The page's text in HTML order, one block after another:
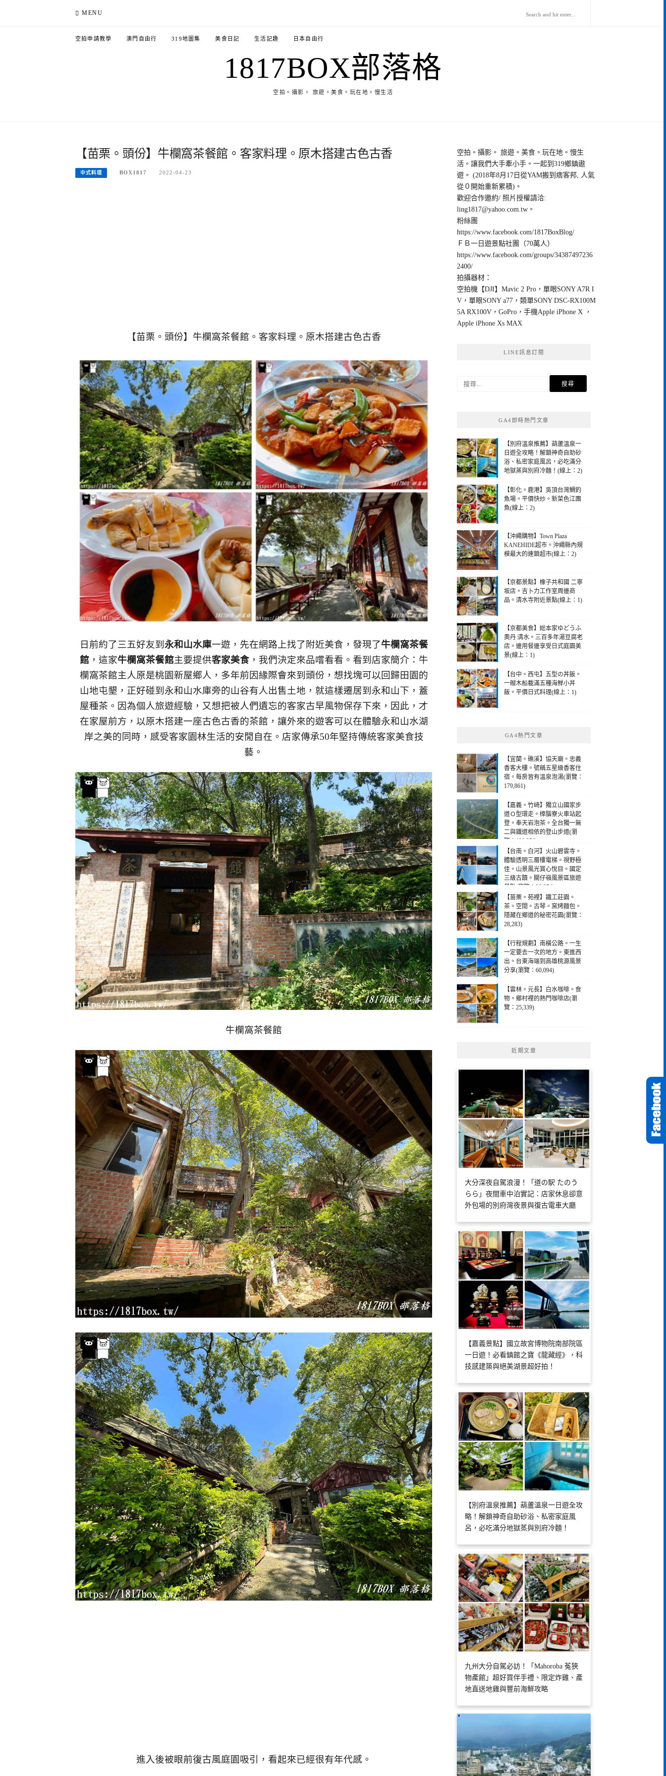
MENU
空拍申請教學 澳門自由行 319地圖集 美食日記 生活記趣 日本自由行
1817BOX部落格
空拍。攝影。 旅遊。美食。玩在地。慢生活
【苗栗。頭份】牛欄窩茶餐館。客家料理。原木搭建古色古香
中式料理 BOX1817 2022-04-23
【苗栗。頭份】牛欄窩茶餐館。客家料理。原木搭建古色古香
日前約了三五好友到 永和山水庫一遊，先在網路上找了附近美食，發現了牛欄窩茶餐
館，這家牛欄窩茶餐館主要提供客家美食，我們決定來品嚐看看。看到店家簡介：牛
欄窩茶館主人原是桃園新屋鄉人，多年前因緣際會來到頭份，想找塊可以回歸田園的
山地屯墾，正好碰到永和山水庫旁的山谷有人出售土地，就這樣遷居到永和山下，蓋
屋種茶。因為個人旅遊經驗，又想把被人們遺忘的客家古早風物保存下來，因此，才
在家屋前方，以原木搭建一座古色古香的茶館，讓外來的遊客可以在體驗永和山水湖
岸之美的同時，感受客家園林生活的安閒自在。店家傳承50年堅持傳統客家美食技
藝。
牛欄窩茶餐館
進入後被眼前復古風庭園吸引，看起來已經很有年代感。
空拍。攝影。 旅遊。美食。玩在地。慢生
活。讓我們大手牽小手。一起到319鄉鎮遨
遊。 (2018年8月17日從YAM搬到痞客邦, 人氣
從０開始重新累積)。
歡迎合作邀約/ 照片授權請洽:
ling1817@yahoo.com.tw 。
粉絲團
https://www.facebook.com/1817BoxBlog/
ＦＢ一日遊景點社團（70萬人）
https://www.facebook.com/groups/34387497236
2400/
拍攝器材：
空拍機【DJI】Mavic 2 Pro，單眼SONY A7R I
V，單眼SONY a77，類單SONY DSC-RX100M
5A RX100V，GoPro，手機Apple iPhone X ，
Apple iPhone Xs MAX
LINE訊息訂閱
搜
GA4即時熱門文章
【別府溫泉推薦】葫蘆溫泉一
日遊全攻略！解鎖神奇自助砂
浴、私密家庭風呂，必吃滿分
地獄蒸與別府冷麵！(線上：2)
【彰化。鹿港】吳頂台灣鯛釣
魚場。平價快炒。新菜色江團
魚(線上：2)
【沖繩購物】Town Plaza
KANEHIDE超市。沖繩縣內規
模最大的連鎖超市(線上：2)
【京都景點】橡子共和國 二寧
坂店。吉卜力工作室周邊商
品。清水寺附近景點(線上：1)
【京都美食】総本家ゆどうふ
奧丹 清水。三百多年湯豆腐老
店。邊用餐邊享受日式庭園美
景(線上：1)
【台中。西屯】五型の丼飯。
一艘木船載滿五種海鮮小丼
飯。平價日式料理(線上：1)
GA4熱門文章
【宜蘭。礁溪】協天廟。忠義
香客大樓。號稱五星級香客住
宿。每房皆有溫泉泡湯(瀏覽：
179,861)
【嘉義。竹崎】獨立山國家步
道Ｏ型環走。樟腦寮火車站起
登。奉天岩泡茶。全台獨一無
二與鐵道相依的登山步道(瀏
覽：190,256)
【台南。白河】火山碧雲寺。
體驗透明三層樓電梯。視野極
佳。山景風光賞心悅目。國定
三級古蹟。關仔嶺風景區旅遊
景點(瀏覽：28,974)
【苗栗。苑裡】鐵工莊園。
茶。空間。古琴。窯烤麵包。
隱藏在鄉道的秘密花園(瀏覽：
28,283)
【行程規劃】南橫公路。一生
一定要去一次的地方。東進西
出。台東海端到高雄桃源風景
分享(瀏覽：60,094)
【雲林。元長】白水咖啡。食
物。鄉村裡的熱門咖啡店(瀏
覽：25,339)
近期文章
大分深夜自駕浪漫！「道の駅 たのう
らら」夜間車中泊實記：店家休息卻意
外包場的別府灣夜景與復古電車大廳
【嘉義景點】國立故宮博物院南部院區
一日遊！必看鎮館之寶《龍藏經》，科
技感建築與絕美湖景超好拍！
【別府溫泉推薦】葫蘆溫泉一日遊全攻
略！解鎖神奇自助砂浴、私密家庭風
呂，必吃滿分地獄蒸與別府冷麵！
九州大分自駕必訪！「Mahoroba 菟狹
物產館」超好買伴手禮、限定炸雞、產
地直送地雞與豐前海鮮攻略